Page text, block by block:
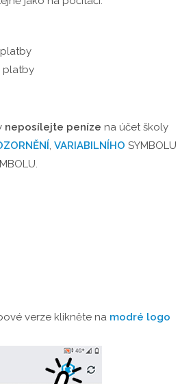
platby
neposílejte peníze na účet školy
,VARIABILNÍHO SYMBOLU
verze klikněte na modré logo